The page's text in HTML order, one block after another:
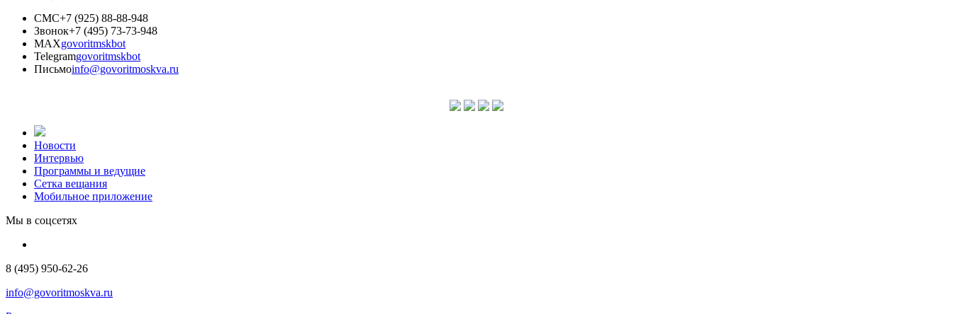
СМС+7 (925) 88-88-948
Звонок+7 (495) 73-73-948
MAXgovoritmskbot
Telegramgovoritmskbot
Письмоinfo@govoritmoskva.ru
Новости
Интервью
Программы и ведущие
Сетка вещания
Мобильное приложение
Мы в соцсетях
8 (495) 950-62-26
info@govoritmoskva.ru